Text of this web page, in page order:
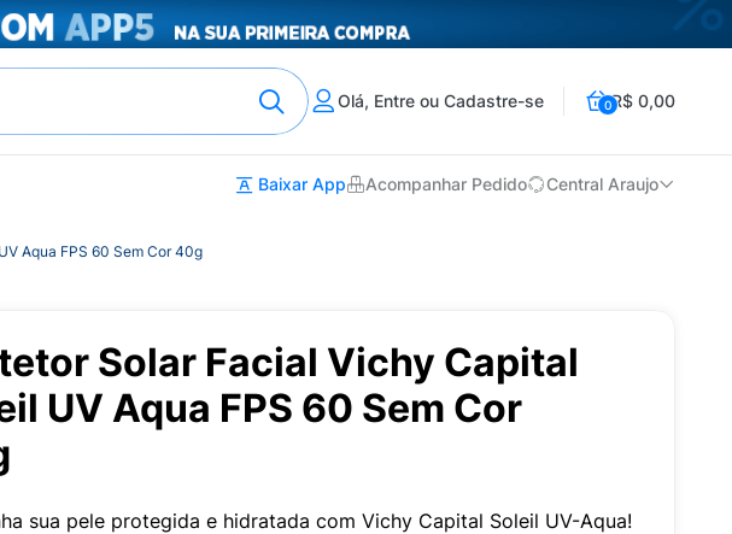
Olá, Entre ou Cadastre-se 0R$ 0,00
Baixar App Acompanhar Pedido Central Araujo
Aqua FPS 60 Sem Cor 40g
Solar Facial Vichy Capital
UV Aqua FPS 60 Sem Cor
sua pele protegida e hidratada com Vichy Capital Soleil UV-Aqua!